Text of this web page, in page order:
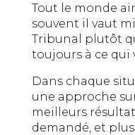
Tout le monde
souvent il vaut
Tribunal plutôt
toujours à ce qui
Dans chaque
une approche
meilleurs
demandé, et